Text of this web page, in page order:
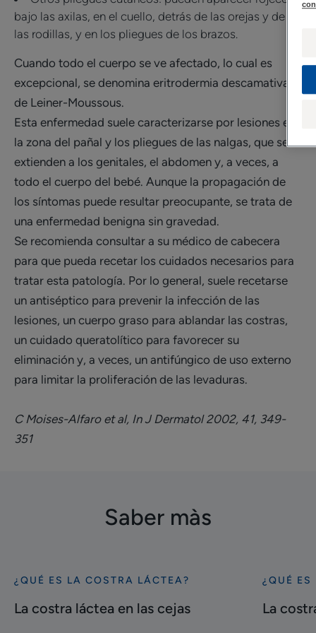
bajo las axilas, en el cuello, detrás de las orejas y de
las rodillas, y en los pliegues de los brazos.
Cuando todo el cuerpo se ve afectado, lo cual es
excepcional, se denomina eritrodermia descamativa
de Leiner-Moussous.
Esta enfermedad suele caracterizarse por lesiones en
la zona del pañal y los pliegues de las nalgas, que se
extienden a los genitales, el abdomen y, a veces, a
todo el cuerpo del bebé. Aunque la propagación de
los síntomas puede resultar preocupante, se trata de
una enfermedad benigna sin gravedad.
Se recomienda consultar a su médico de cabecera
para que pueda recetar los cuidados necesarios para
tratar esta patología. Por lo general, suele recetarse
un antiséptico para prevenir la infección de las
lesiones, un cuerpo graso para ablandar las costras,
un cuidado queratolítico para favorecer su
eliminación y, a veces, un antifúngico de uso externo
para limitar la proliferación de las levaduras.
C Moises-Alfaro et al, In J Dermatol 2002, 41, 349-
351
Saber màs
Descubrir
La
¿QUÉ ES LA COSTRA LÁCTEA?
La costra láctea en las cejas
Descubrir
La
¿QUÉ
La